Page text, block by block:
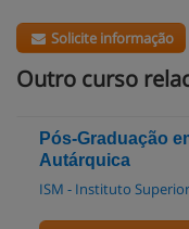
Solicite informação
Outro curso
Pós-Graduação
Autárquica
ISM - Instituto